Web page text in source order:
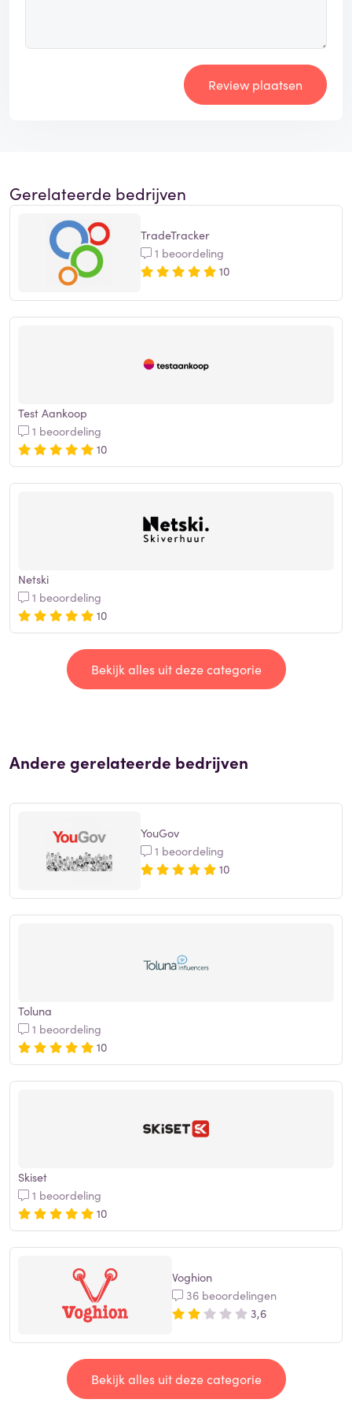
Review plaatsen
Gerelateerde bedrijven
TradeTracker
1 beoordeling
10
Test Aankoop
1 beoordeling
10
Netski
1 beoordeling
10
Bekijk alles uit deze categorie
Andere gerelateerde bedrijven
YouGov
1 beoordeling
10
Toluna
1 beoordeling
10
Skiset
1 beoordeling
10
Voghion
36 beoordelingen
3,6
Bekijk alles uit deze categorie